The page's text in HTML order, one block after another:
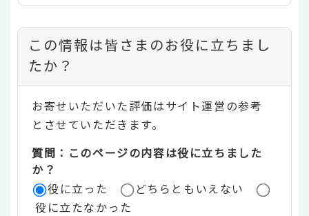
コ
ン
テ
ン
ツ
評
価
この情報は皆さまのお役に立ちまし
たか？
お寄せいただいた評価はサイト運営の参考
とさせていただきます。
質問：このページの内容は役に立ちました
か？
役に立った
どちらともいえない
役に立たなかった